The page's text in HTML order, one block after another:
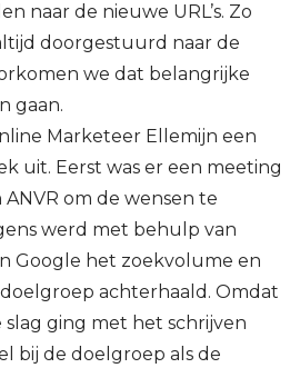
naar de nieuwe URL’s. Zo
doorgestuurd naar de
we dat belangrijke
gaan.
Marketeer Ellemijn een
uit. Eerst was er een meeting
ANVR om de wensen te
werd met behulp van
Google het zoekvolume en
achterhaald. Omdat
slag ging met het schrijven
bij de doelgroep als de